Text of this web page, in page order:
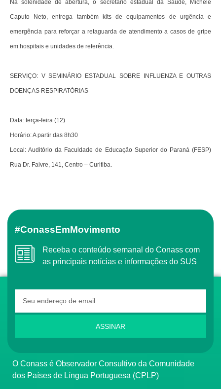
Na solenidade de abertura, o secretário estadual da Saúde, Michele
Caputo Neto, entrega também kits de equipamentos de urgência e
emergência para reforçar a retaguarda de atendimento a casos de gripe
em hospitais e unidades de referência.
SERVIÇO: V SEMINÁRIO ESTADUAL SOBRE INFLUENZA E OUTRAS
DOENÇAS RESPIRATÓRIAS
Data: terça-feira (12)
Horário: A partir das 8h30
Local: Auditório da Faculdade de Educação Superior do Paraná (FESP)
Rua Dr. Faivre, 141, Centro – Curitiba.
#ConassEmMovimento
Receba o conteúdo semanal do Conass com
as principais notícias e informações do SUS
ASSINAR
O Conass é Observador Consultivo da Comunidade
dos Países de Língua Portuguesa (CPLP)